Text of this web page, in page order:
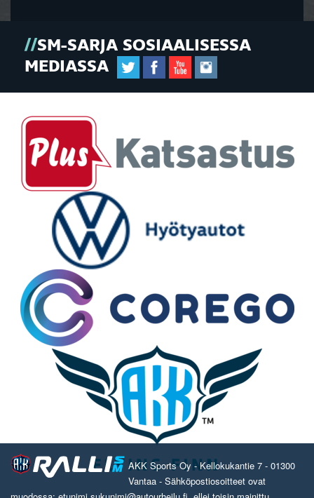
SM-SARJA SOSIAALISESSA
MEDIASSA
AKK Sports Oy - Kellokukantie 7 - 01300
Vantaa - Sähköpostiosoitteet ovat